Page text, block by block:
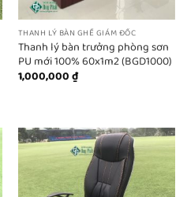
THANH LÝ BÀN GHẾ GIÁM ĐỐC
Thanh lý bàn trưởng phòng sơn
PU mới 100% 60x1m2 (BGD1000)
1,000,000₫